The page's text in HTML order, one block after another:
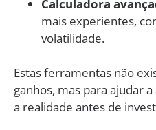
Calculadora
mais experientes,
volatilidade.
Estas ferramentas não
ganhos, mas para ajudar
a realidade antes de